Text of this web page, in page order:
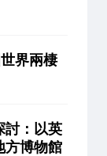
界兩棲
討：以英
方博物館